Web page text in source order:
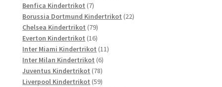
Benfica Kindertrikot 77
Produkte
Borussia Dortmund Kindertrikot 2222
Chelsea Kindertrikot 7979
Produkte
Everton Kindertrikot 1616
Produkte
Inter Miami Kindertrikot 1111
Inter Milan Kindertrikot 66
Produkte
Juventus Kindertrikot 7878
Produkte
Liverpool Kindertrikot 5959